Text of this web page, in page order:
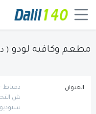
مطعم وكافيه لودو (
العنوان
دمياط
ش